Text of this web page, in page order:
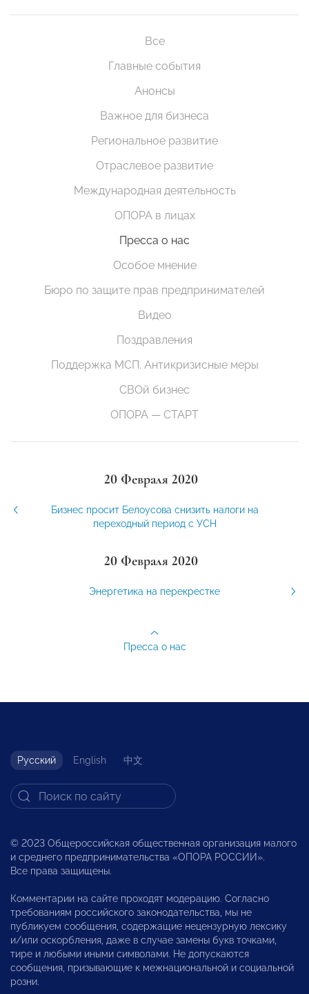
Все
Главные события
Анонсы
Важное для бизнеса
Региональное развитие
Отраслевое развитие
Международная деятельность
ОПОРА в лицах
Пресса о нас
Особое мнение
Бюро по защите прав предпринимателей
Видео
Поздравления
Поддержка МСП. Антикризисные меры
СВОй бизнес
ОПОРА — СТАРТ
20 Февраля 2020
Бизнес просит Белоусова снизить налоги на
переходный период с УСН
20 Февраля 2020
Энергетика на перекрестке
Пресса о нас
Русский English 中文
© 2023 Общероссийская общественная организация малого
и среднего предпринимательства «ОПОРА РОССИИ».
Все права защищены.
Комментарии на сайте проходят модерацию. Согласно
требованиям российского законодательства, мы не
публикуем сообщения, содержащие нецензурную лексику
и/или оскорбления, даже в случае замены букв точками,
тире и любыми иными символами. Не допускаются
сообщения, призывающие к межнациональной и социальной
розни.